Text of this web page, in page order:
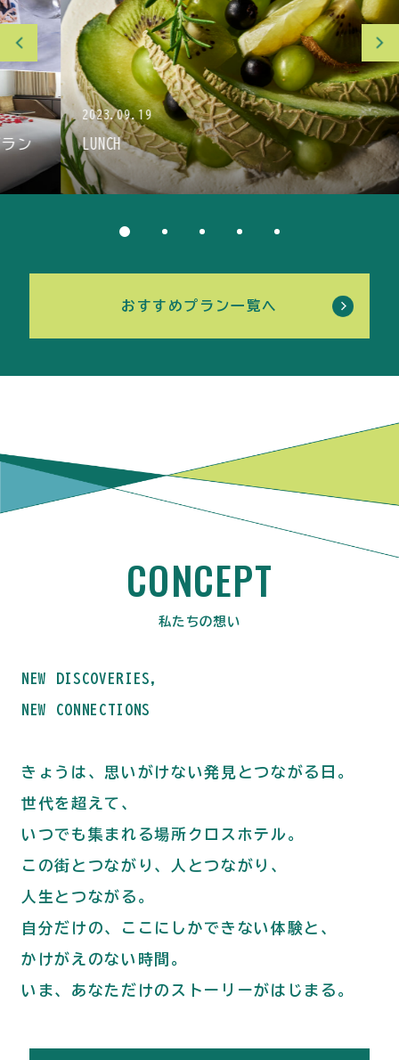
2023.09.19
LUNCH
おすすめプラン一覧へ
CONCEPT
私たちの想い
NEW DISCOVERIES,
NEW CONNECTIONS
きょうは、思いがけない発見とつながる日。
世代を超えて、
いつでも集まれる場所クロスホテル。
この街とつながり、人とつながり、
人生とつながる。
自分だけの、ここにしかできない体験と、
かけがえのない時間。
いま、あなただけのストーリーがはじまる。